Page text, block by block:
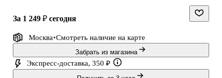
перепрошивки первоначального психологического кода. Эта
продалась количеством свыше 50 000 экземпляров на Западе.
Она дает чуткую проработку ментальных сбоев: когнитивных
искажений, лени, стыда, вины и сожалений.
за 1 249 ₽ сегодня
Москва Смотреть наличие на карте
Забрать из магазина
Экспресс-доставка, 350 ₽